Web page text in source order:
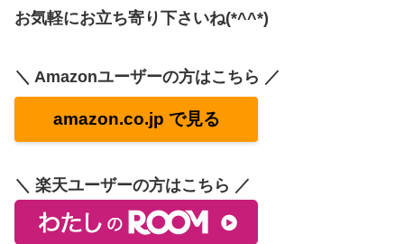
お気軽にお立ち寄り下さいね(*^^*)
＼ Amazonユーザーの方はこちら ／
amazon.co.jp で見る
＼ 楽天ユーザーの方はこちら ／